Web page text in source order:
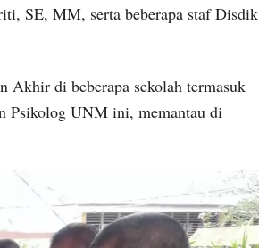
SE, MM, serta beberapa staf Disdik
di beberapa sekolah termasuk
Psikolog UNM ini, memantau di